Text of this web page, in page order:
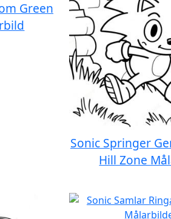
Green
Sonic Springer
Hill Zone